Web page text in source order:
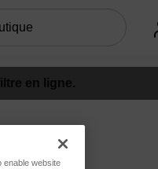
en ligne.
enable website